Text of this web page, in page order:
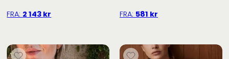
FRA: 2 143 kr FRA: 581 kr